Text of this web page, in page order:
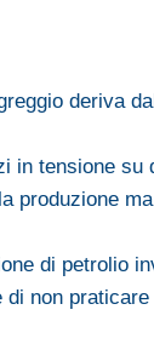
deriva
in tensione su
produzione
di petrolio
di non